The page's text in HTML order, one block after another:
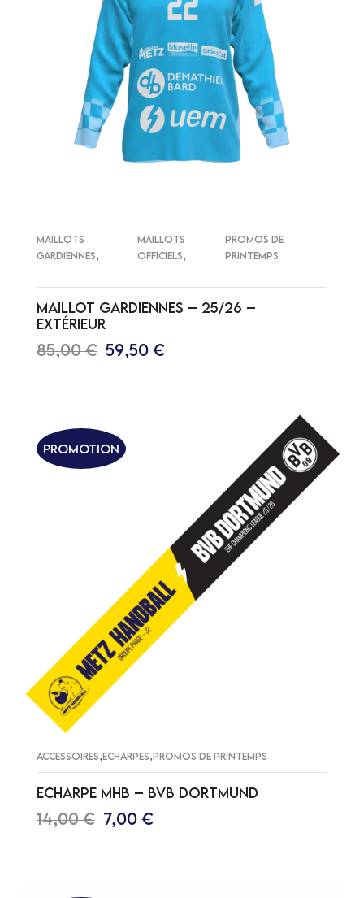
MAILLOTS
GARDIENNES,
MAILLOTS
OFFICIELS,
PROMOS DE
PRINTEMPS
MAILLOT GARDIENNES – 25/26 –
EXTÉRIEUR
85,00€ 59,50 €
Promotion
ACCESSOIRES,ECHARPES,PROMOS DE PRINTEMPS
ECHARPE MHB – BVB DORTMUND
14,00€ 7,00 €